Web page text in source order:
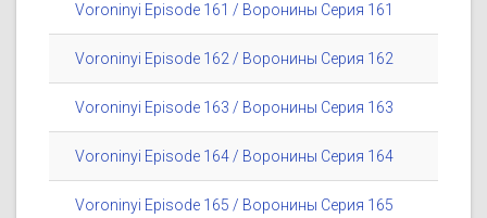
Voroninyi Episode 161 / Воронины Серия 161
Voroninyi Episode 162 / Воронины Серия 162
Voroninyi Episode 163 / Воронины Серия 163
Voroninyi Episode 164 / Воронины Серия 164
Voroninyi Episode 165 / Воронины Серия 165